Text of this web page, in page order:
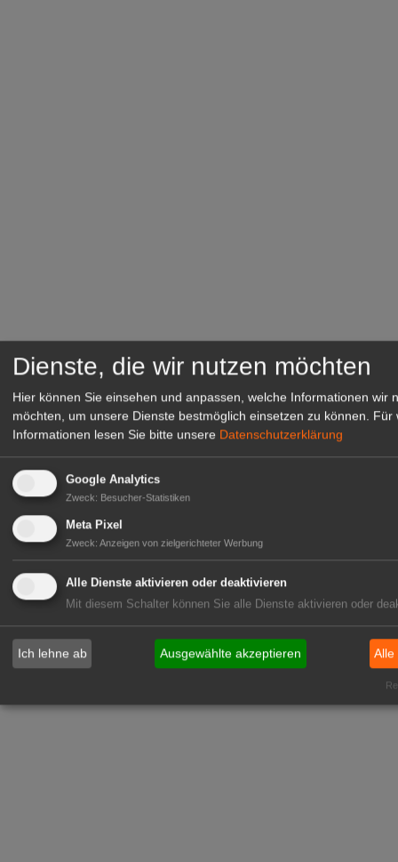
Dienste, die wir nutzen möchten
Hier können Sie einsehen und anpassen, welche Informationen wir
möchten, um unsere Dienste bestmöglich einsetzen zu können.
Für
Informationen lesen Sie bitte unsere Datenschutzerklärung
Google Analytics
Zweck: Besucher-Statistiken
Meta Pixel
Zweck: Anzeigen von zielgerichteter Werbung
Alle Dienste aktivieren oder deaktivieren
Mit diesem Schalter können Sie alle Dienste aktivieren oder
Ich lehne ab Ausgewählte akzeptieren Alle